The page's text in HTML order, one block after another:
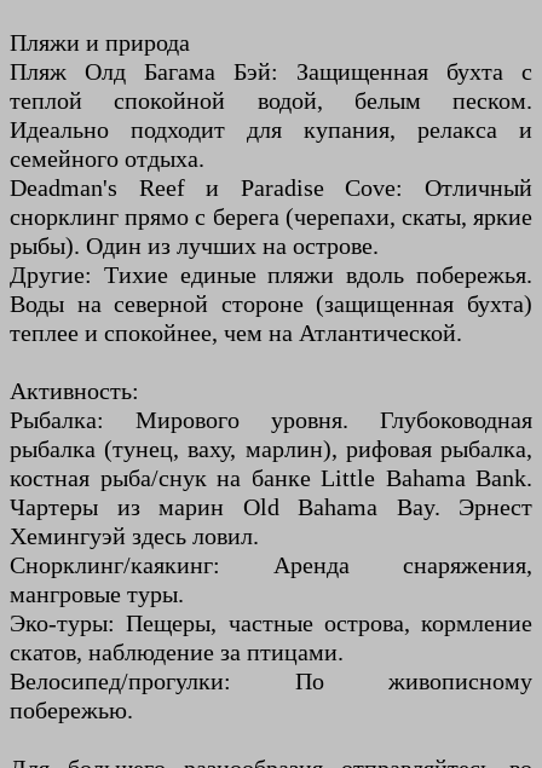
Пляжи и природа
Пляж Олд Багама Бэй: Защищенная бухта с
теплой спокойной водой, белым песком.
Идеально подходит для купания, релакса и
семейного отдыха.
Deadman's Reef и Paradise Cove: Отличный
снорклинг прямо с берега (черепахи, скаты, яркие
рыбы). Один из лучших на острове.
Другие: Тихие единые пляжи вдоль побережья.
Воды на северной стороне (защищенная бухта)
теплее и спокойнее, чем на Атлантической.
Активность:
Рыбалка: Мирового уровня. Глубоководная
рыбалка (тунец, ваху, марлин), рифовая рыбалка,
костная рыба/снук на банке Little Bahama Bank.
Чартеры из марин Old Bahama Bay. Эрнест
Хемингуэй здесь ловил.
Снорклинг/каякинг: Аренда снаряжения,
мангровые туры.
Эко-туры: Пещеры, частные острова, кормление
скатов, наблюдение за птицами.
Велосипед/прогулки: По живописному
побережью.